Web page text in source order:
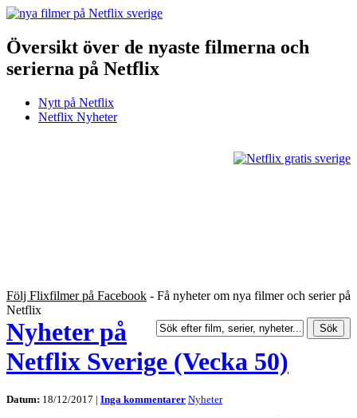
Översikt över de nyaste filmerna och
serierna på Netflix
Nytt på Netflix
Netflix Nyheter
Följ Flixfilmer på Facebook - Få nyheter om nya filmer och serier på
Netflix
Nyheter på
Netflix Sverige (Vecka 50)
Datum: 18/12/2017 | Inga kommentarer Nyheter